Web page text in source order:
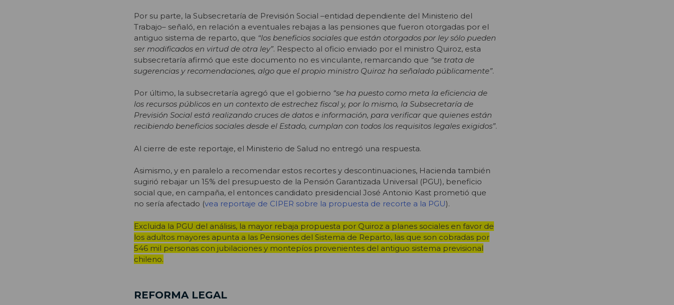
Por su parte, la Subsecretaría de Previsión Social –entidad dependiente del Ministerio del
Trabajo– señaló, en relación a eventuales rebajas a las pensiones que fueron otorgadas por el
antiguo sistema de reparto, que “los beneficios sociales que están otorgados por ley sólo pueden
ser modificados en virtud de otra ley”. Respecto al oficio enviado por el ministro Quiroz, esta
subsecretaría afirmó que este documento no es vinculante, remarcando que “se trata de
sugerencias y recomendaciones, algo que el propio ministro Quiroz ha señalado públicamente”.
Por último, la subsecretaría agregó que el gobierno “se ha puesto como meta la eficiencia de
los recursos públicos en un contexto de estrechez fiscal y, por lo mismo, la Subsecretaría de
Previsión Social está realizando cruces de datos e información, para verificar que quienes están
recibiendo beneficios sociales desde el Estado, cumplan con todos los requisitos legales exigidos”.
Al cierre de este reportaje, el Ministerio de Salud no entregó una respuesta.
Asimismo, y en paralelo a recomendar estos recortes y descontinuaciones, Hacienda también
sugirió rebajar un 15% del presupuesto de la Pensión Garantizada Universal (PGU), beneficio
social que, en campaña, el entonces candidato presidencial José Antonio Kast prometió que
no sería afectado (vea reportaje de CIPER sobre la propuesta de recorte a la PGU).
Excluida la PGU del análisis, la mayor rebaja propuesta por Quiroz a planes sociales en favor de
los adultos mayores apunta a las Pensiones del Sistema de Reparto, las que son cobradas por
546 mil personas con jubilaciones y montepíos provenientes del antiguo sistema previsional
chileno.
REFORMA LEGAL